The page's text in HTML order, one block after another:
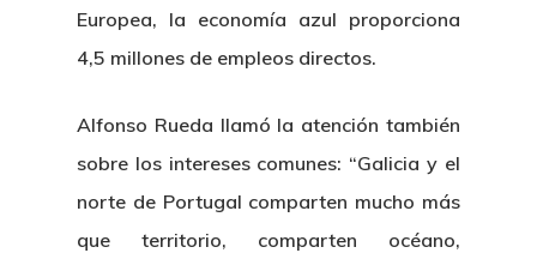
Europea, la economía azul proporciona
4,5 millones de empleos directos.
Alfonso Rueda llamó la atención también
sobre los intereses comunes: “Galicia y el
norte de Portugal comparten mucho más
que territorio, comparten océano,